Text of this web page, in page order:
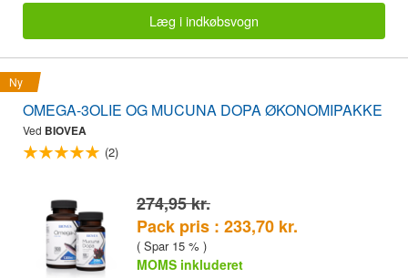
Læg i indkøbsvogn
Ny
OMEGA-3OLIE OG MUCUNA DOPA ØKONOMIPAKKE
Ved BIOVEA
(2)
274,95 kr.
Pack pris : 233,70 kr.
( Spar 15 % )
MOMS inkluderet